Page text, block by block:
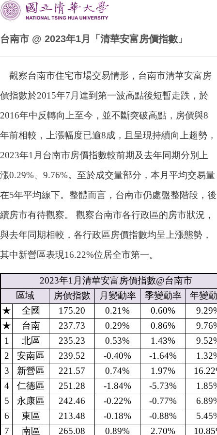
台南市 @ 2023年1月「清華安富房價指數」
觀察台南市住宅市場交易情形，台南市清華安富房
價指數於2015年7月達到第一波高點後短暫走跌，於
2016年中反轉向上至今，並不斷突破高點，房價與8
年前相較，上漲幅度已逾8成，且呈現持續向上趨勢，
2023年1月台南市房價指數較前期及去年同期分別上
漲0.29%、9.76%。至於成交量部分，本月平均交易量
在5年平均線下。整體而言，台南市仍處盤整階段，後
續房市有待觀察。 觀察台南市各行政區的房市狀況，
與去年同期相較，各行政區房價指數均呈上漲態勢，
其中新營區表現16.22%位居全市第一。
2023年1 月清華安富房價指數@台南市
區域
房價指數 月變動率 季變動率
年變
★
全國 175.20 0.21% 0.60%
★
台南 237.73 0.29% 0.86%
1
北區 235.23 0.53% 1.43%
2
安南區 239.52 -0.40% -1.64%
3
新營區 221.57 0.74% 1.97%
4
仁德區 251.28 -1.84% -5.73%
5
永康區 242.46 -0.22% -0.77%
6
東區 213.48 -0.18% -0.88%
7
南區 265.08 0.89% 2.70%